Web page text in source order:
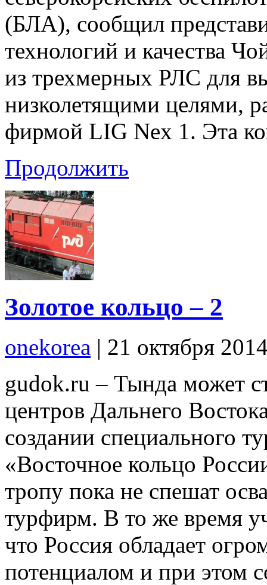
(БЛА), сообщил
технологий и качества
из трехмерных РЛС для
низколетящими целями,
фирмой LIG Nex 1. Эта
Продолжить
Золотое кольцо – 2
onekorea | 21 октября
gudok.ru – Тында может
центров Дальнего
создании специального
«Восточное кольцо
тропу пока не спешат
турфирм. В то же время
что Россия обладает
потенциалом и при этом